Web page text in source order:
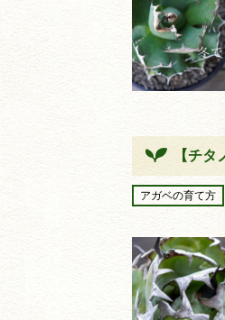
【チ
アガベの育て方